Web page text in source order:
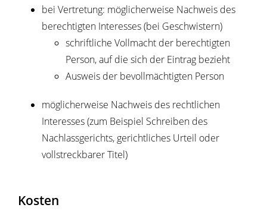
bei Vertretung: möglicherweise Nachweis des
berechtigten Interesses (bei Geschwistern)
schriftliche Vollmacht der berechtigten
Person, auf die sich der Eintrag bezieht
Ausweis der bevollmächtigten Person
möglicherweise Nachweis des rechtlichen
Interesses (zum Beispiel Schreiben des
Nachlassgerichts, gerichtliches Urteil oder
vollstreckbarer Titel)
Kosten